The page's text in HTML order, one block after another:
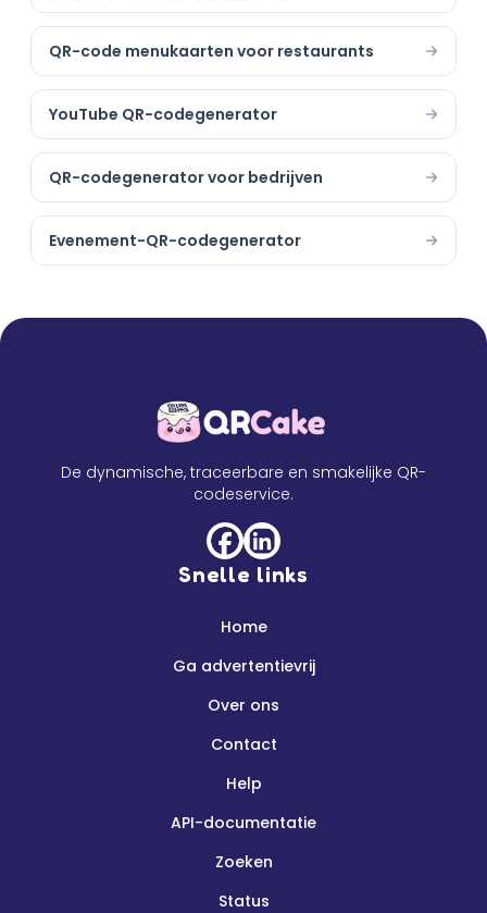
QR-code menukaarten voor restaurants
YouTube QR-codegenerator
QR-codegenerator voor bedrijven
Evenement-QR-codegenerator
De dynamische, traceerbare en smakelijke QR-
codeservice.
Snelle links
Home
Ga advertentievrij
Over ons
Contact
Help
API-documentatie
Zoeken
Status